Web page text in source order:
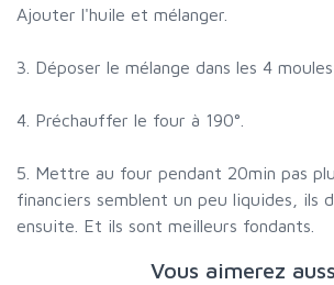
Ajouter l'huile et mélanger.
3. Déposer le mélange dans les 4
4. Préchauffer le four à 190°.
5. Mettre au four pendant 20min pas
financiers semblent un peu liquides, ils
ensuite. Et ils sont meilleurs fondants.
Vous aimerez